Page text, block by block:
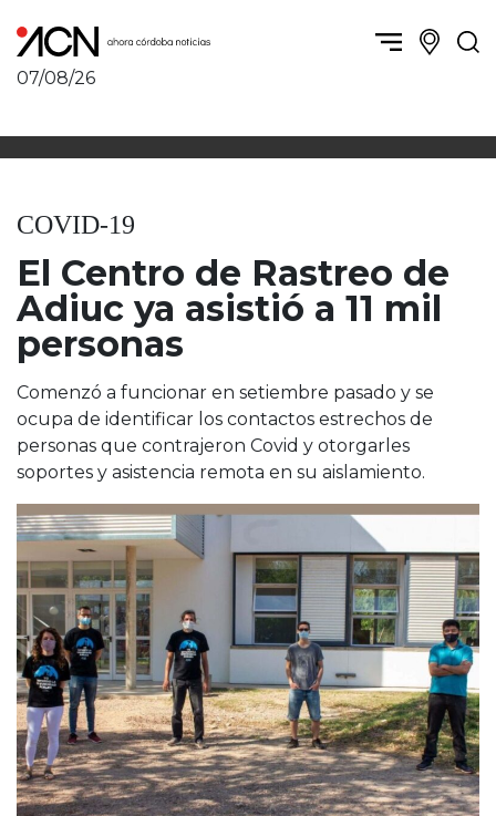
07/08/26
Política y Economía
Córdoba obrera
Deportes
Córdoba diverse
Córdoba independiente
Internacionales
Humor
Córdoba, la ciudad
San Francisco y zona
Traslasierra
Punilla / Carlos Paz
Marcos Juárez
Río Primero
Valle de Calamuchita
Jesús María y norte
Cruz del Eje
Corredor de Ansenuza
La Carlota y zona
Laboulaye y sur
Bell Ville
Río Tercero
Despeñaderos
COVID-19
El Centro de Rastreo de
Adiuc ya asistió a 11 mil
personas
Comenzó a funcionar en setiembre pasado y se
ocupa de identificar los contactos estrechos de
personas que contrajeron Covid y otorgarles
soportes y asistencia remota en su aislamiento.